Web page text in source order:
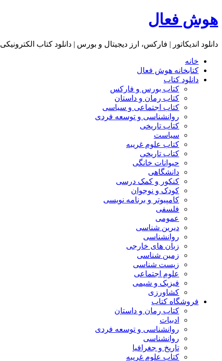
هوش فعال
دانلود اندیکاتور | فارکس، ارز دیجیتال و بورس | دانلود کتاب الکترونیکی
خانه
کتابخانه هوش فعال
دانلود کتاب
کتاب بورس و فارکس
کتاب رمان و داستان
کتاب اجتماعی و سیاسی
روانشناسی و توسعه فردی
کتاب تاریخی
سیاست
کتاب علوم غریبه
کتاب تاریخی
حیوانات خانگی
دانشگاهی
کنکور و کمک‌ درسی
کودک و نوجوان
کامپیوتر و برنامه نویسی
فلسفی
عمومی
دیرین شناسی
روانشناسی
زبان های خارجی
زمین شناسی
زیست شناسی
علوم اجتماعی
فیزیک و شیمی
کشاورزی
فروشگاه کتاب
کتاب رمان و داستان
ادبیات
روانشناسی و توسعه فردی
روانشناسی
تاریخ و جغرافیا
کتاب علوم غریبه